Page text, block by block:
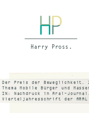
Der Preis der Beweglichkeit.
Thema Mobile Bürger und
IN: Nachdruck in Aral-
Vierteljahresschrift der ARAL